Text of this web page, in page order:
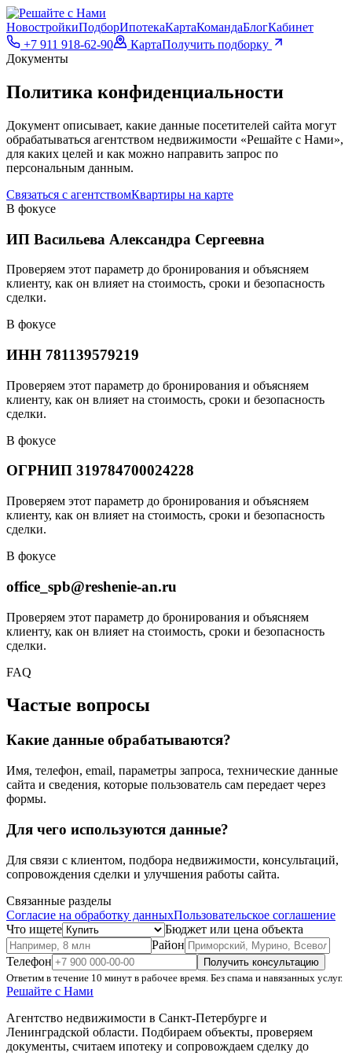
НовостройкиПодборИпотекаКартаКомандаБлогКабинет
+7 911 918-62-90
КартаПолучить подборку
Документы
Политика конфиденциальности
Документ описывает, какие данные посетителей сайта могут
обрабатываться агентством недвижимости «Решайте с Нами»,
для каких целей и как можно направить запрос по
персональным данным.
Связаться с агентствомКвартиры на карте
В фокусе
ИП Васильева Александра Сергеевна
Проверяем этот параметр до бронирования и объясняем
клиенту, как он влияет на стоимость, сроки и безопасность
сделки.
В фокусе
ИНН 781139579219
Проверяем этот параметр до бронирования и объясняем
клиенту, как он влияет на стоимость, сроки и безопасность
сделки.
В фокусе
ОГРНИП 319784700024228
Проверяем этот параметр до бронирования и объясняем
клиенту, как он влияет на стоимость, сроки и безопасность
сделки.
В фокусе
office_spb@reshenie-an.ru
Проверяем этот параметр до бронирования и объясняем
клиенту, как он влияет на стоимость, сроки и безопасность
сделки.
FAQ
Частые вопросы
Какие данные обрабатываются?
Имя, телефон, email, параметры запроса, технические данные
сайта и сведения, которые пользователь сам передает через
формы.
Для чего используются данные?
Для связи с клиентом, подбора недвижимости, консультаций,
сопровождения сделки и улучшения работы сайта.
Связанные разделы
Согласие на обработку данныхПользовательское соглашение
Что ищете
Бюджет или цена объекта
Район
Телефон
Получить консультацию
Ответим в течение 10 минут в рабочее время. Без спама и навязанных услуг.
Решайте с Нами
Агентство недвижимости в Санкт-Петербурге и
Ленинградской области. Подбираем объекты, проверяем
документы, считаем ипотеку и сопровождаем сделку до